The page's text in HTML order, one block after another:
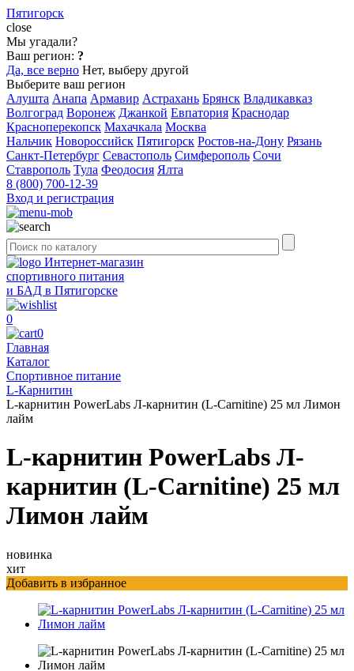
Пятигорск
close
Мы угадали?
Ваш регион: ?
Да, все верно Нет, выберу другой
Выберите ваш регион
Алушта Анапа Армавир Астрахань Брянск Владикавказ
Волгоград Воронеж Джанкой Евпатория Краснодар
Красноперекопск Махачкала Москва
Нальчик Новороссийск Пятигорск Ростов-на-Дону Рязань
Санкт-Петербург Севастополь Симферополь Сочи
Ставрополь Тула Феодосия Ялта
8 (800) 700-12-39
Вход и регистрация
Интернет-магазин
спортивного питания
и БАД в Пятигорске
0
0
Главная
Каталог
Спортивное питание
L-Карнитин
L-карнитин PowerLabs Л-карнитин (L-Carnitine) 25 мл Лимон
лайм
L-карнитин PowerLabs Л-
карнитин (L-Carnitine) 25 мл
Лимон лайм
новинка
хит
Добавить в избранное